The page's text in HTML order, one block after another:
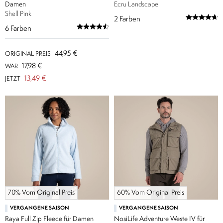
Damen
Shell Pink
6 Farben
ORIGINAL PREIS 44,95 €
WAR 17,98 €
JETZT 13,49 €
Ecru Landscape
2 Farben
70% Vom Original Preis
VERGANGENE SAISON
Raya Full Zip Fleece für Damen
60% Vom Original Preis
VERGANGENE SAISON
NosiLife Adventure Weste IV für